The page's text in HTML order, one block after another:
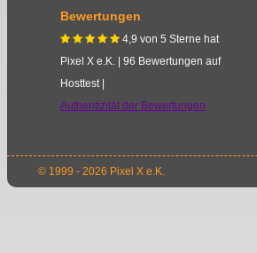
Bewertungen
     4,9 von 5 Sterne hat
Pixel X e.K.
96 Bewertungen auf
Hosttest |
Authentizität der Bewertungen
© 1999 - 2026 Pixel X e.K.